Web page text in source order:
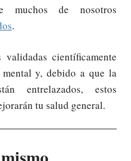
de nosotros
.
validadas científicamente
y, debido a que la
entrelazados, estos
tu salud general.